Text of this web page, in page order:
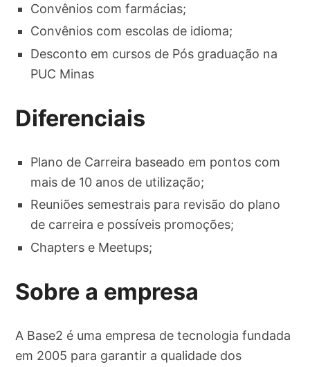
Convênios com farmácias;
Convênios com escolas de idioma;
Desconto em cursos de Pós graduação na
PUC Minas
Diferenciais
Plano de Carreira baseado em pontos com
mais de 10 anos de utilização;
Reuniões semestrais para revisão do plano
de carreira e possíveis promoções;
Chapters e Meetups;
Sobre a empresa
A Base2 é uma empresa de tecnologia fundada
em 2005 para garantir a qualidade dos